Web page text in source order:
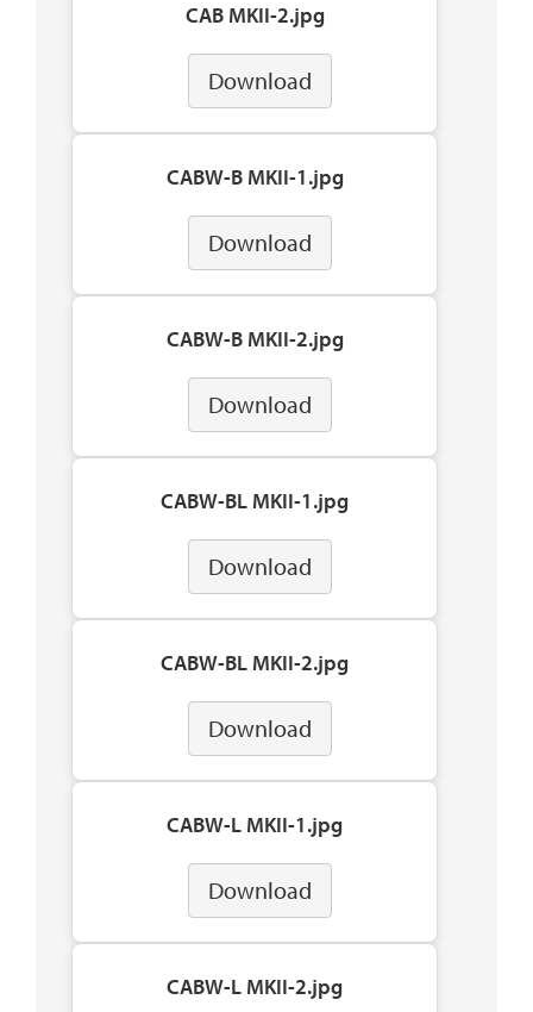
CAB MKII-2.jpg
Download
CABW-B MKII-1.jpg
Download
CABW-B MKII-2.jpg
Download
CABW-BL MKII-1.jpg
Download
CABW-BL MKII-2.jpg
Download
CABW-L MKII-1.jpg
Download
CABW-L MKII-2.jpg